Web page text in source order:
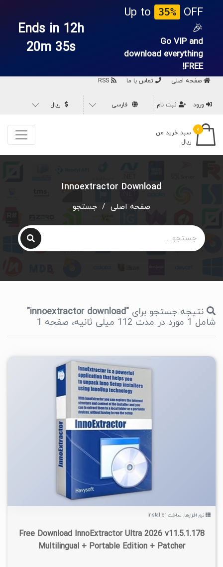
Up to 35%
OFF
🎉
Go VIP and
download everything
FREE!
Ends in 12h
20m 35s
صفحه اصلی تماس با ما
ورود ثبت نام فارسی ریال
۰
سبد خرید من
ریال
Innoextractor Download
صفحه اصلی / جستجو
نتیجه جستجو برای "innoextractor download"
شامل 1 مورد در مدت 112 میلی ثانیه، صفحه 1
۱۴۰۵/۰۱/۲۹
نرم افزارها, ساخت Installer
Free Download InnoExtractor Ultra 2026 v11.5.1.178
Multilingual + Portable Edition + Patcher